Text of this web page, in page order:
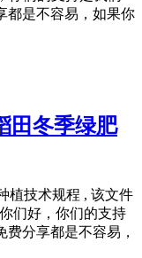
都是不容易，如果你
田冬季绿肥
植技术规程 , 该文件
们好，你们的支持
分享都是不容易，